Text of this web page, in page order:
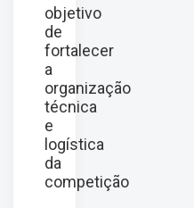
objetivo
de
fortalecer
a
organização
técnica
e
logística
da
competição